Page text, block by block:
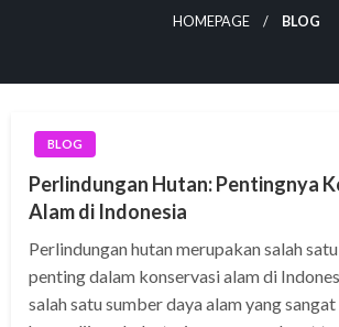
HOMEPAGE BLOG
BLOG
Perlindungan Hutan: Pentingnya
Alam di Indonesia
Perlindungan hutan merupakan salah
penting dalam konservasi alam di
salah satu sumber daya alam yang